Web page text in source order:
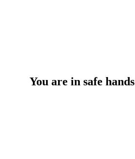
You are in safe hands